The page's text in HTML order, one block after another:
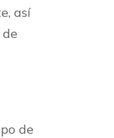
así
de